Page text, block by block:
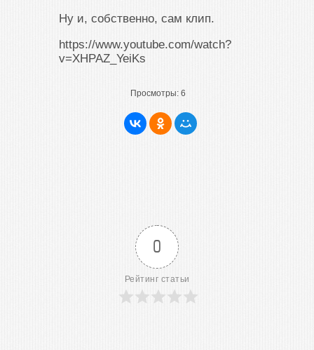
Ну и, собственно, сам клип.
https://www.youtube.com/watch?
v=XHPAZ_YeiKs
Просмотры: 6
0
Рейтинг статьи